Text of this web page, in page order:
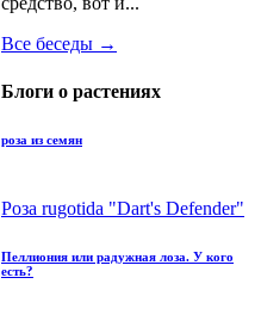
Все беседы →
Блоги о растениях
роза из семян
Роза rugotida "Dart's Defender"
Пеллиония или радужная лоза. У кого
есть?